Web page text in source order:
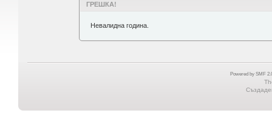
ГРЕШКА!
Невалидна година.
Powered by SMF